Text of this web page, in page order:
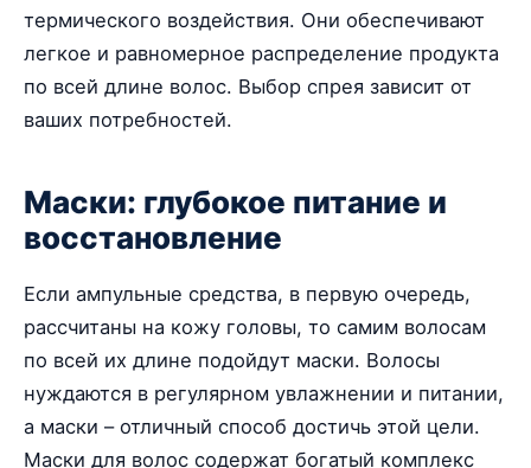
термического воздействия. Они обеспечивают
легкое и равномерное распределение продукта
по всей длине волос. Выбор спрея зависит от
ваших потребностей.
Маски: глубокое питание и
восстановление
Если ампульные средства, в первую очередь,
рассчитаны на кожу головы, то самим волосам
по всей их длине подойдут маски. Волосы
нуждаются в регулярном увлажнении и питании,
а маски – отличный способ достичь этой цели.
Маски для волос содержат богатый комплекс